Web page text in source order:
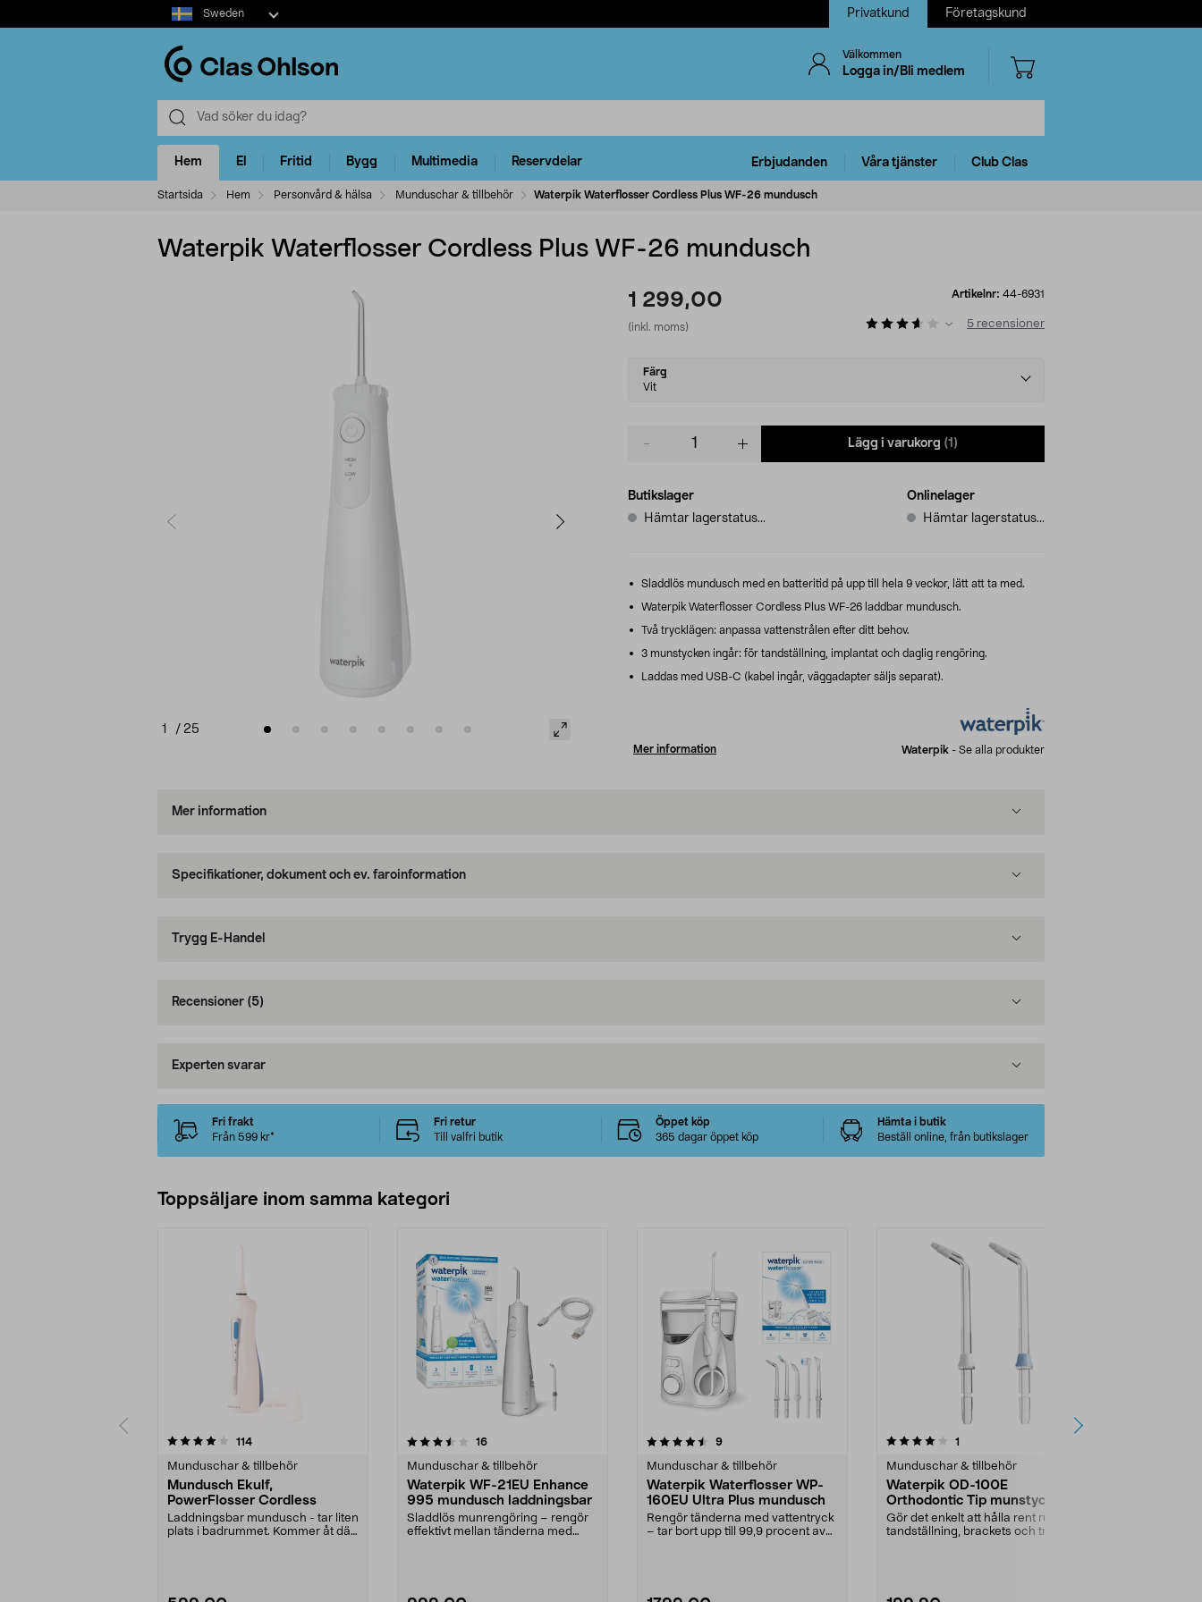
Select
market
Sweden Privatkund Företagskund
Välkommen
Logga in/Bli medlem
Hem El Fritid Bygg Multimedia Reservdelar Erbjudanden Våra tjänster Club Clas
Startsida Hem Personvård & hälsa Munduschar & tillbehör Waterpik Waterflosser Cordless Plus WF-26 mundusch
Waterpik Waterflosser Cordless Plus WF-26 mundusch
1 / 25
1 299,00
(inkl. moms)
Artikelnr: 44-6931
5 recensioner
Select
variant
Färg
Vit
Lägg i varukorg (1)
Butikslager
Hämtar lagerstatus...
Onlinelager
Hämtar lagerstatus...
Sladdlös mundusch med en batteritid på upp till hela 9 veckor, lätt att ta med.
Waterpik Waterflosser Cordless Plus WF-26 laddbar mundusch.
Två trycklägen: anpassa vattenstrålen efter ditt behov.
3 munstycken ingår: för tandställning, implantat och daglig rengöring.
Laddas med USB-C (kabel ingår, väggadapter säljs separat).
Mer information Waterpik - Se alla produkter
Mer information
Specifikationer, dokument och ev. faroinformation
Trygg E-Handel
Recensioner (5)
Experten svarar
Fri frakt
Från 599 kr*
Fri retur
Till valfri butik
Öppet köp
365 dagar öppet köp
Hämta i butik
Beställ online, från butikslager
Toppsäljare inom samma kategori
114recensioner
Munduschar & tillbehör
Mundusch Ekulf,
PowerFlosser Cordless
Laddningsbar mundusch - tar liten
plats i badrummet. Kommer åt där
3.5 av 5 stjärnor 16recensioner
Munduschar & tillbehör
Waterpik WF-21EU Enhance
995 mundusch laddningsbar
Sladdlös munrengöring – rengör
effektivt mellan tänderna med
4.5 av 5 stjärnor 9recensioner
Munduschar & tillbehör
Waterpik Waterflosser WP-
160EU Ultra Plus mundusch
Rengör tänderna med vattentryck
– tar bort upp till 99,9 procent av
4.0 av 5 stjärnor 1
Munduschar & tillbehör
Waterpik OD-100E
Orthodontic Tip munstycke,
2-pack
Gör det enkelt att hålla rent runt
tandställning, brackets och trådar.
4.0 av 5 stjärnor